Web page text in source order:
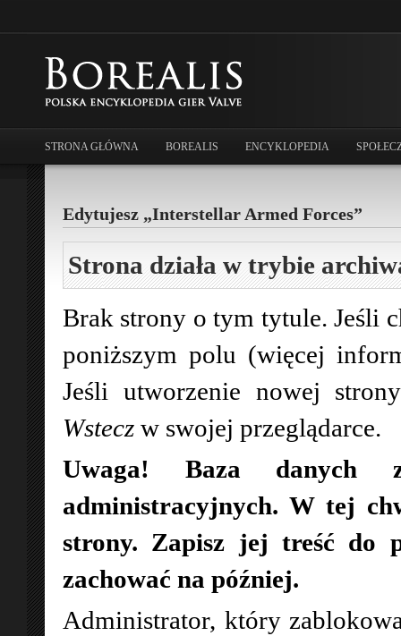
STRONA GŁÓWNA BOREALIS ENCYKLOPEDIA
Edytujesz „Interstellar Armed Forces”
Strona działa w trybie
Brak strony o tym tytule. Jeśli
poniższym polu (więcej
Jeśli utworzenie nowej
Wstecz w swojej przeglądarce.
Uwaga! Baza danych
administracyjnych. W tej
strony. Zapisz jej treść do
zachować na później.
Administrator, który